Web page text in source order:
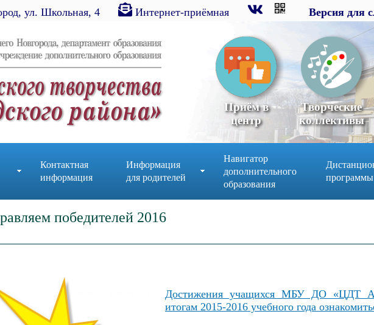
ул. Школьная, 4 Интернет-приёмная Версия для
Приём в
центр
Творческие
коллективы
Контактная
информация
Информация
для родителей
Навигатор
дополнительного
образования
программы
победителей 2016
Достижения учащихся МБУ ДО «ЦДТ
итогам 2015-2016 учебного года